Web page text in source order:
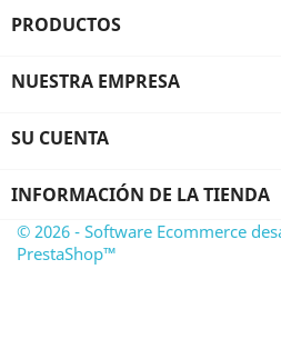
PRODUCTOS
NUESTRA EMPRESA
SU CUENTA
INFORMACIÓN DE LA TIENDA
© 2026 - Software Ecommerce
PrestaShop™